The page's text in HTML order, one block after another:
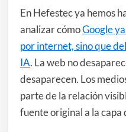
En Hefestec ya hemos
analizar cómoGoogle
por internet, sino que
IA. La web no
desaparecen. Los
parte de la relación
fuente original a la capa